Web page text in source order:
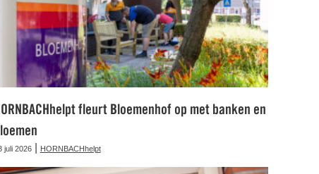
fleurt Bloemenhof op met banken en
juli 2026| HORNBACHhelpt